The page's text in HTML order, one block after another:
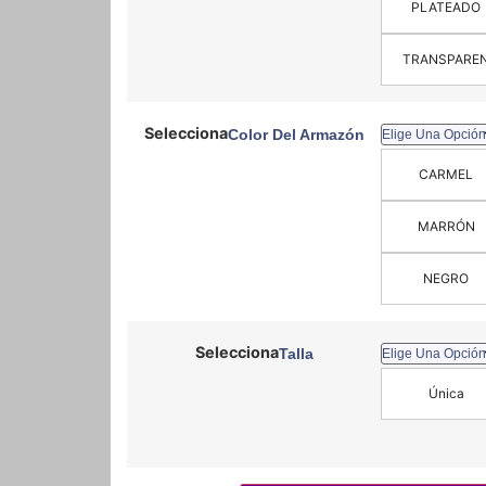
PLATEADO
Color Del Armazón
CARMEL
MARRÓN
NEGRO
Talla
Única